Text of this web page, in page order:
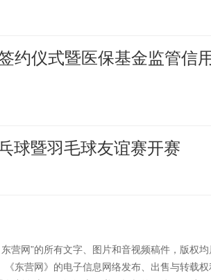
约仪式暨医保基金监管信
球暨羽毛球友谊赛开赛
营网”的所有文字、图片和音视频稿件，版权
东营网》的电子信息网络发布、出售与转载